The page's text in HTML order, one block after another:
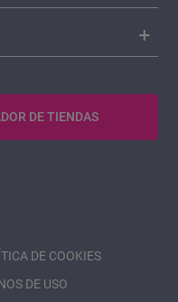
DE TIENDAS
DE COOKIES
DE USO